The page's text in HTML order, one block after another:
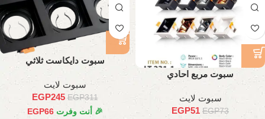
سبوت مربع احادي
سبوت لايت
EGP73
EGP51
سبوت دايكاست ثلاثي
سبوت لايت
EGP311
EGP245
🎉 أنت وفرت EGP66